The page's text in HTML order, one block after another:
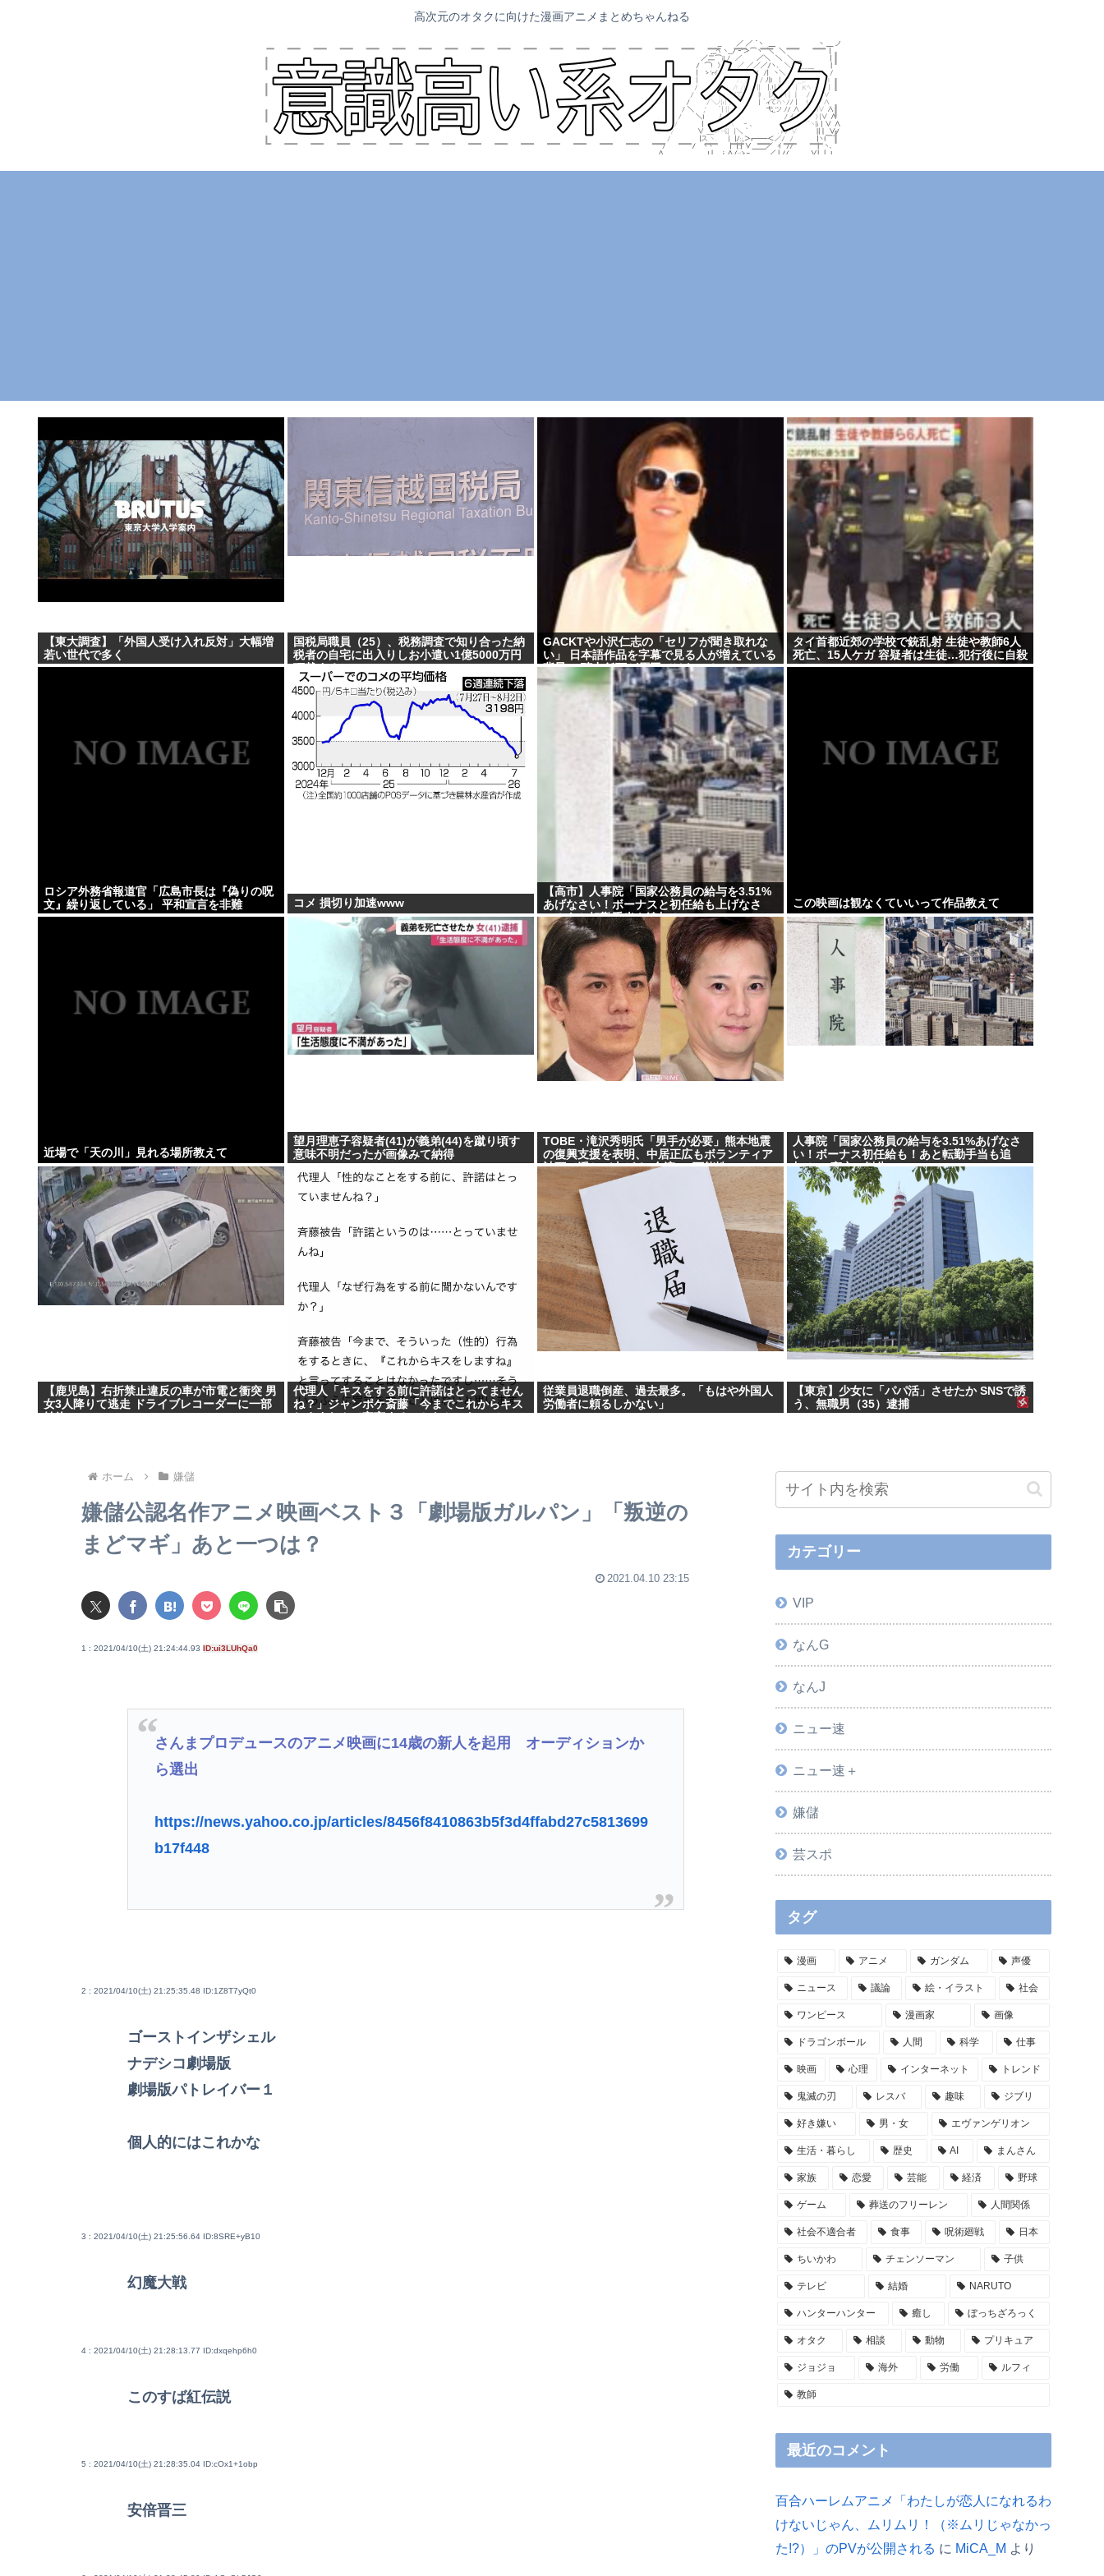
高次元のオタクに向けた漫画アニメまとめちゃんねる
【東大調査】「外国人受け入れ反対」大幅増
若い世代で多く
国税局職員（25）、税務調査で知り合った納
税者の自宅に出入りしお小遣い1億5000万円
GACKTや小沢仁志の「セリフが聞き取れな
い」 日本語作品を字幕で見る人が増えている
背景… 聴力低下が原因ではない？
タイ首都近郊の学校で銃乱射 生徒や教師6人
死亡、15人ケガ 容疑者は生徒…犯行後に自殺
ロシア外務省報道官「広島市長は『偽りの呪
文』繰り返している」 平和宣言を非難
コメ 損切り加速www
【高市】人事院「国家公務員の給与を3.51%
あげなさい！ボーナスと初任給も上げなさ
い！あと転勤手当も追加！」
この映画は観なくていいって作品教えて
近場で「天の川」見れる場所教えて
望月理恵子容疑者(41)が義弟(44)を蹴り頃す
意味不明だったが画像みて納得
TOBE・滝沢秀明氏「男手が必要」熊本地震
の復興支援を表明、中居正広もボランティア
計画で浮かび上がる”合流”の可能性
人事院「国家公務員の給与を3.51%あげなさ
い！ボーナス初任給も！あと転勤手当も追
加！」 高市に勧告
【鹿児島】右折禁止違反の車が市電と衝突 男
女3人降りて逃走 ドライブレコーダーに一部
代理人「キスをする前に許諾はとってません
ね？」ジャンポケ斎藤「今までこれからキス
従業員退職倒産、過去最多。「もはや外国人
労働者に頼るしかない」
【東京】少女に「パパ活」させたか SNSで誘
う、無職男（35）逮捕
ホーム 嫌儲
嫌儲公認名作アニメ映画ベスト３「劇場版ガルパン」「叛逆の
まどマギ」あと一つは？
2021.04.10 23:15
1 : 2021/04/10(土) 21:24:44.93 ID:ui3LUhQa0
さんまプロデュースのアニメ映画に14歳の新人を起用 オーディションか
ら選出
https://news.yahoo.co.jp/articles/8456f8410863b5f3d4ffabd27c5813699
b17f448
2 : 2021/04/10(土) 21:25:35.48 ID:1Z8T7yQt0
ゴーストインザシェル
ナデシコ劇場版
劇場版パトレイバー１
個人的にはこれかな
3 : 2021/04/10(土) 21:25:56.64 ID:8SRE+yB10
幻魔大戦
4 : 2021/04/10(土) 21:28:13.77 ID:dxqehp6h0
このすば紅伝説
5 : 2021/04/10(土) 21:28:35.04 ID:cOx1+1obp
安倍晋三
カテゴリー
VIP
なんG
なんJ
ニュー速
ニュー速＋
嫌儲
芸スポ
タグ
漫画 アニメ ガンダム 声優
ニュース 議論 絵・イラスト 社会
ワンピース 漫画家 画像
ドラゴンボール 人間 科学 仕事
映画 心理 インターネット トレンド
鬼滅の刃 レスバ 趣味 ジブリ
好き嫌い 男・女 エヴァンゲリオン
生活・暮らし 歴史 AI まんさん
家族 恋愛 芸能 経済 野球
ゲーム 葬送のフリーレン 人間関係
社会不適合者 食事 呪術廻戦 日本
ちいかわ チェンソーマン 子供
テレビ 結婚 NARUTO
ハンターハンター 癒し ぼっちざろっく
オタク 相談 動物 プリキュア
ジョジョ 海外 労働 ルフィ
教師
最近のコメント
百合ハーレムアニメ「わたしが恋人になれるわ
けないじゃん、ムリムリ！（※ムリじゃなかっ
た!?）」のPVが公開される に MiCA_M より